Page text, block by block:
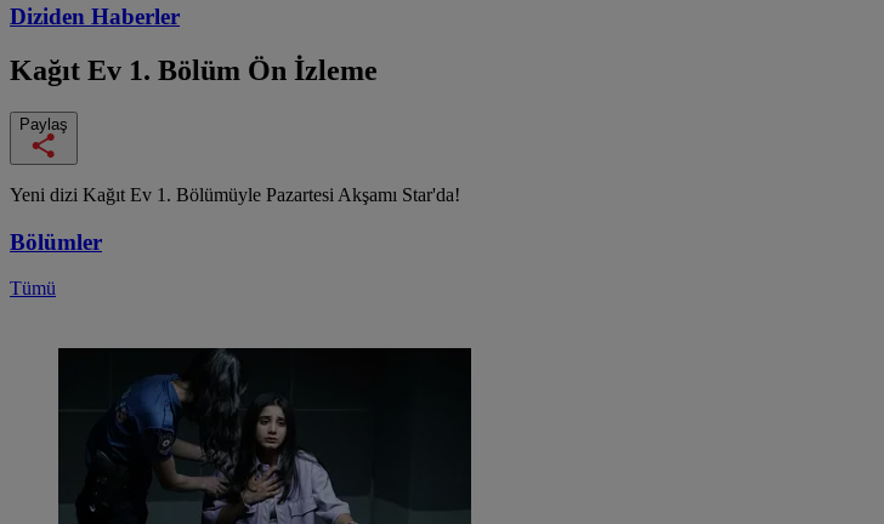
Diziden Haberler
Kağıt Ev 1. Bölüm Ön İzleme
Paylaş
Yeni dizi Kağıt Ev 1. Bölümüyle Pazartesi Akşamı Star'da!
Bölümler
Tümü